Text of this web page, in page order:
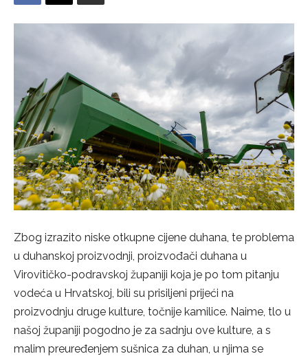
Zbog izrazito niske otkupne cijene duhana, te problema
u duhanskoj proizvodnji, proizvođači duhana u
Virovitičko-podravskoj županiji koja je po tom pitanju
vodeća u Hrvatskoj, bili su prisiljeni prijeći na
proizvodnju druge kulture, točnije kamilice. Naime, tlo u
našoj županiji pogodno je za sadnju ove kulture, a s
malim preuređenjem sušnica za duhan, u njima se